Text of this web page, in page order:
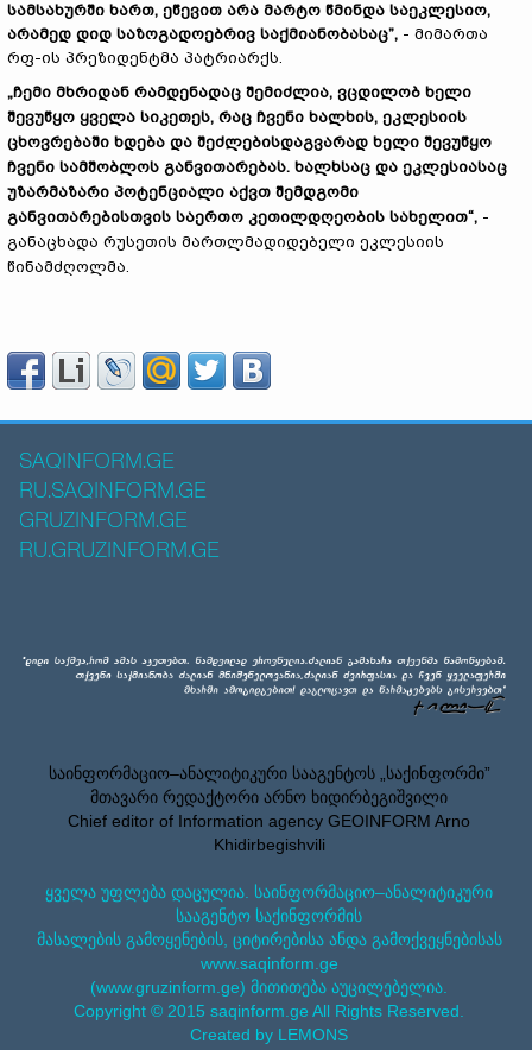
სამსახურში ხართ, ეწევით არა მარტო წმინდა საეკლესიო,
არამედ დიდ საზოგადოებრივ საქმიანობასაც”, - მიმართა
რფ-ის პრეზიდენტმა პატრიარქს.
„ჩემი მხრიდან რამდენადაც შემიძლია, ვცდილობ ხელი
შევუწყო ყველა სიკეთეს, რაც ჩვენი ხალხის, ეკლესიის
ცხოვრებაში ხდება და შეძლებისდაგვარად ხელი შევუწყო
ჩვენი სამშობლოს განვითარებას. ხალხსაც და ეკლესიასაც
უზარმაზარი პოტენციალი აქვთ შემდგომი
განვითარებისთვის საერთო კეთილდღეობის სახელით“, -
განაცხადა რუსეთის მართლმადიდებელი ეკლესიის
წინამძღოლმა.
SAQINFORM.GE
RU.SAQINFORM.GE
GRUZINFORM.GE
RU.GRUZINFORM.GE
საინფორმაციო–ანალიტიკური სააგენტოს „საქინფორმი”
მთავარი რედაქტორი არნო ხიდირბეგიშვილი
Chief editor of Information agency GEOINFORM Arno
Khidirbegishvili
ყველა უფლება დაცულია. საინფორმაციო–ანალიტიკური
სააგენტო საქინფორმის
მასალების გამოყენების, ციტირებისა ანდა გამოქვეყნებისას
www.saqinform.ge
(www.gruzinform.ge) მითითება აუცილებელია.
Copyright © 2015 saqinform.ge All Rights Reserved.
Created by LEMONS